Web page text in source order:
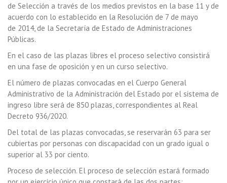
de Selección a través de los medios previstos en la base 11 y de
acuerdo con lo establecido en la Resolución de 7 de mayo
de 2014, de la Secretaría de Estado de Administraciones
Públicas.
En el caso de las plazas libres el proceso selectivo consistirá
en una fase de oposición y en un curso selectivo.
El número de plazas convocadas en el Cuerpo General
Administrativo de la Administración del Estado por el sistema de
ingreso libre será de 850 plazas, correspondientes al Real
Decreto 936/2020.
Del total de las plazas convocadas, se reservarán 63 para ser
cubiertas por personas con discapacidad con un grado igual o
superior al 33 por ciento.
Proceso de selección. El proceso de selección estará formado